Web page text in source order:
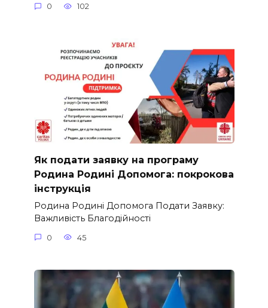
0 102
Як подати заявку на програму
Родина Родині Допомога: покрокова
інструкція
Родина Родині Допомога Подати Заявку:
Важливість Благодійності
0 45